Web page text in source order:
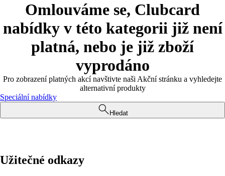
Omlouváme se, Clubcard
nabídky v této kategorii již není
platná, nebo je již zboží
vyprodáno
Pro zobrazení platných akcí navštivte naši Akční stránku a vyhledejte
alternativní produkty
Speciální nabídky
Hledat
Užitečné odkazy